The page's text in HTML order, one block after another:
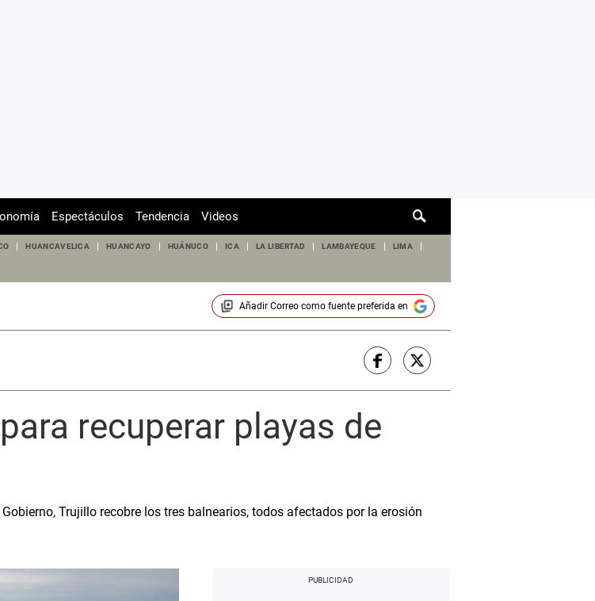
de
Espectáculos Tendencia Videos
HUANCAVELICA HUANCAYO HUÁNUCO ICA LA LIBERTAD LAMBAYEQUE LIMA
Añadir Correocomo fuente preferida en
recuperar playas de
Trujillo recobre los tres balnearios, todos afectados por la erosión